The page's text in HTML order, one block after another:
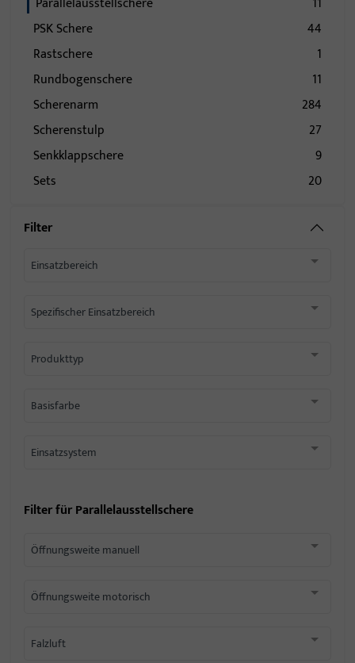
PSK Schere
44
Rastschere
1
Rundbogenschere
11
Scherenarm
284
Scherenstulp
27
Senkklappschere
9
Sets
20
Filter
Einsatzbereich
Spezifischer Einsatzbereich
Produkttyp
Basisfarbe
Einsatzsystem
Filter fürParallelausstellschere
Öffnungsweite manuell
Öffnungsweite motorisch
Falzluft